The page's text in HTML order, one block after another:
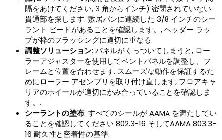
隔をあけてください, 3 角からインチ) 密閉されていない
貫通部を探します. 敷居パンに連続した 3/8 インチのシー
ラント ビードがあることを確認します。, ヘッダー ラッ
プが枠のフラッシングに適切に重なる.
調整ソリューション: パネルがくっついてしまうと, ロー
ラーアジャスターを使用してベントパネルを調整し、フ
レームと位置を合わせます. スムーズな動作を保証するた
めにローラー アセンブリを取り付け直します, フロアキャ
リアのホイールが適切にかみ合っていることを確認しま
す。.
シーラントの塗布: すべてのシールが AAMA を満たしてい
ることを確認してください 802.3-16 そしてAAMA 803.3-
16 耐久性と密着性の基準.